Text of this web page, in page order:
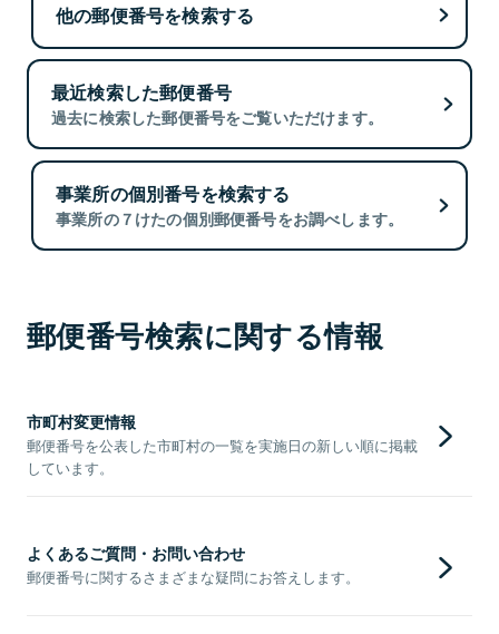
他の郵便番号を検索する
最近検索した郵便番号
過去に検索した郵便番号をご覧いただけます。
事業所の個別番号を検索する
事業所の７けたの個別郵便番号をお調べします。
郵便番号検索に関する情報
市町村変更情報
郵便番号を公表した市町村の一覧を実施日の新しい順に掲載
しています。
よくあるご質問・お問い合わせ
郵便番号に関するさまざまな疑問にお答えします。